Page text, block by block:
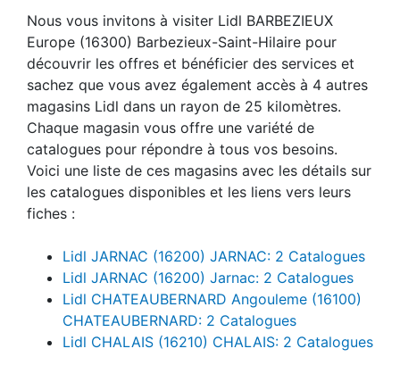
Nous vous invitons à visiter Lidl BARBEZIEUX
Europe (16300) Barbezieux-Saint-Hilaire pour
découvrir les offres et bénéficier des services et
sachez que vous avez également accès à 4 autres
magasins Lidl dans un rayon de 25 kilomètres.
Chaque magasin vous offre une variété de
catalogues pour répondre à tous vos besoins.
Voici une liste de ces magasins avec les détails sur
les catalogues disponibles et les liens vers leurs
fiches :
Lidl JARNAC (16200) JARNAC: 2 Catalogues
Lidl JARNAC (16200) Jarnac: 2 Catalogues
Lidl CHATEAUBERNARD Angouleme (16100)
CHATEAUBERNARD: 2 Catalogues
Lidl CHALAIS (16210) CHALAIS: 2 Catalogues